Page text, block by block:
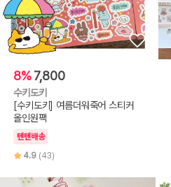
8% 7,800
수키도키
[수키도키] 여름더워죽어 스티커
올인원팩
텐텐배송
4.9 (43)